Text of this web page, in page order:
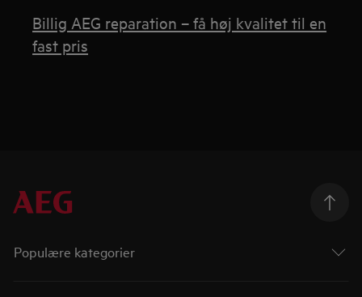
Billig AEG reparation – få høj kvalitet til en
fast pris
Populære kategorier